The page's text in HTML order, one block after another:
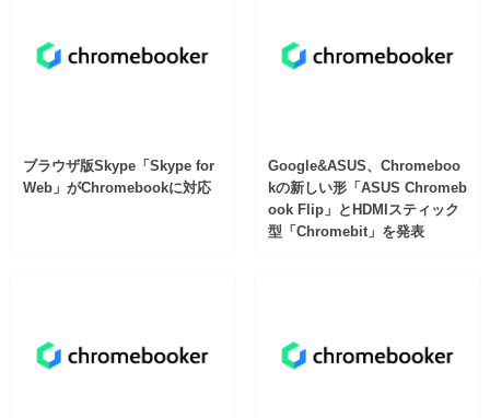
ブラウザ版Skype「Skype for
Web」がChromebookに対応
Google&ASUS、Chromeboo
kの新しい形「ASUS Chromeb
ook Flip」とHDMIスティック
型「Chromebit」を発表